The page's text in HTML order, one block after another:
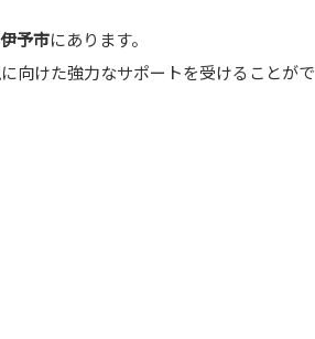
伊予市にあります。
向けた強力なサポートを受けることがで